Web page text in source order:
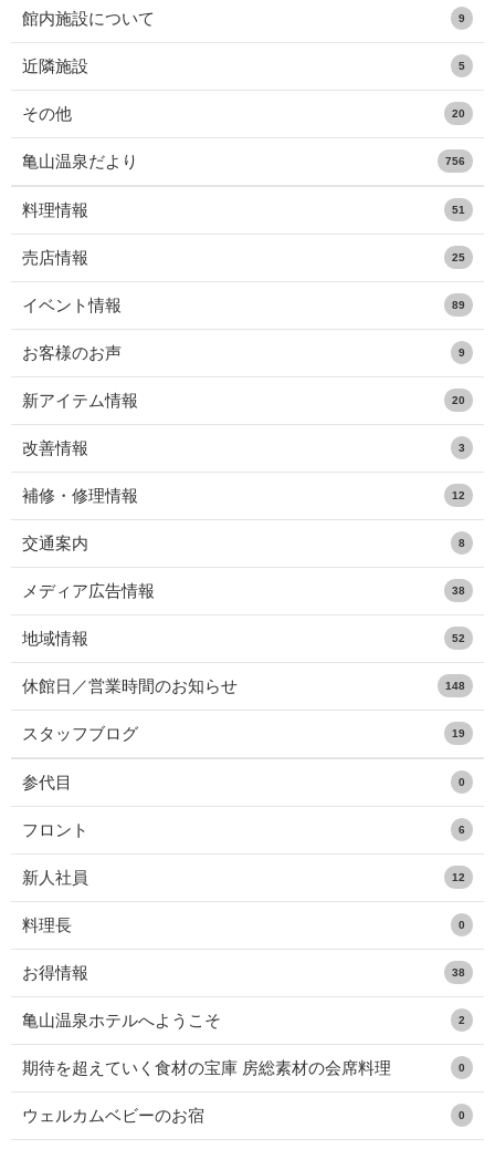
館内施設について 9
近隣施設 5
その他 20
亀山温泉だより 756
料理情報 51
売店情報 25
イベント情報 89
お客様のお声 9
新アイテム情報 20
改善情報 3
補修・修理情報 12
交通案内 8
メディア広告情報 38
地域情報 52
休館日／営業時間のお知らせ 148
スタッフブログ 19
参代目 0
フロント 6
新人社員 12
料理長 0
お得情報 38
亀山温泉ホテルへようこそ 2
期待を超えていく食材の宝庫 房総素材の会席料理 0
ウェルカムベビーのお宿 0